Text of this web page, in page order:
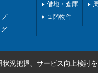
借地・倉庫
１階物件
況把握、サービス向上検討